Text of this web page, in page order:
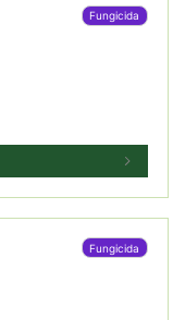
Fungicida
Fungicida